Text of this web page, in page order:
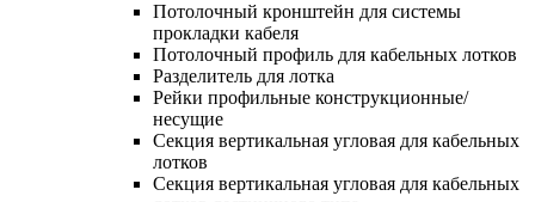
Потолочный кронштейн для системы
прокладки кабеля
Потолочный профиль для кабельных лотков
Разделитель для лотка
Рейки профильные конструкционные/
несущие
Секция вертикальная угловая для кабельных
лотков
Секция вертикальная угловая для кабельных